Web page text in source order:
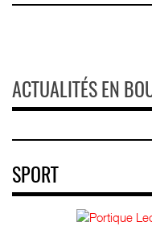
ACTUALITÉS EN
SPORT